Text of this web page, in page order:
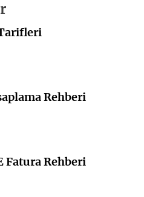
Rehberi
Fatura Rehberi